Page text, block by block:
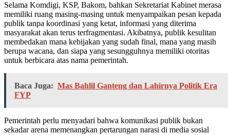
Selama Komdigi, KSP, Bakom, bahkan Sekretariat Kabinet merasa
memiliki ruang masing-masing untuk menyampaikan pesan kepada
publik tanpa koordinasi yang ketat, informasi yang diterima
masyarakat akan terus terfragmentasi. Akibatnya, publik kesulitan
membedakan mana kebijakan yang sudah final, mana yang masih
berupa wacana, dan siapa yang sesungguhnya memiliki otoritas
untuk berbicara atas nama pemerintah.
Baca Juga: Mas Bahlil Ganteng dan Lahirnya Politik Era
FYP
Pemerintah perlu menyadari bahwa komunikasi publik bukan
sekadar arena memenangkan pertarungan narasi di media sosial